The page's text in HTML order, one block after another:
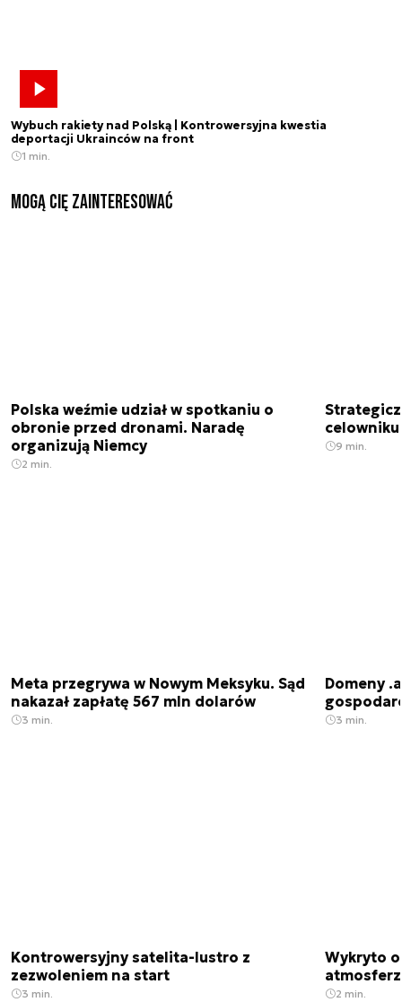
Wybuch rakiety nad Polską | Kontrowersyjna kwestia
deportacji Ukrainców na front
1 min.
Mogą Cię zainteresować
Polska weźmie udział w spotkaniu o
obronie przed dronami. Naradę
organizują Niemcy
2 min.
9 min.
Meta przegrywa w Nowym Meksyku. Sąd
nakazał zapłatę 567 mln dolarów
3 min.
Domeny
3 min.
Kontrowersyjny satelita-lustro z
zezwoleniem na start
3 min.
Wykryto
2 min.